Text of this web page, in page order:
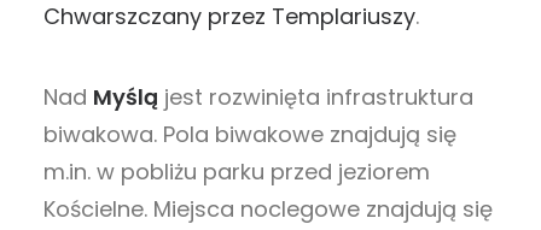
Chwarszczany przez Templariuszy.
Nad Myślą jest rozwinięta infrastruktura
biwakowa. Pola biwakowe znajdują się
m.in. w pobliżu parku przed jeziorem
Kościelne. Miejsca noclegowe znajdują się